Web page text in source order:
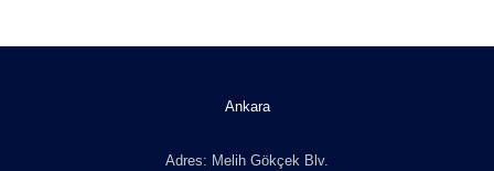
Ankara
Adres: Melih Gökçek Blv.